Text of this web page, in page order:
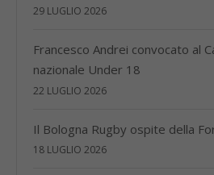
29 LUGLIO 2026
Francesco Andrei convocato al
nazionale Under 18
22 LUGLIO 2026
Il Bologna Rugby ospite della
18 LUGLIO 2026